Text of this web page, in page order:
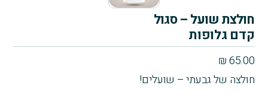
חולצת שועל – סגול
קדם גלופות
₪65.00
חולצה של גבעתי – שועלים!